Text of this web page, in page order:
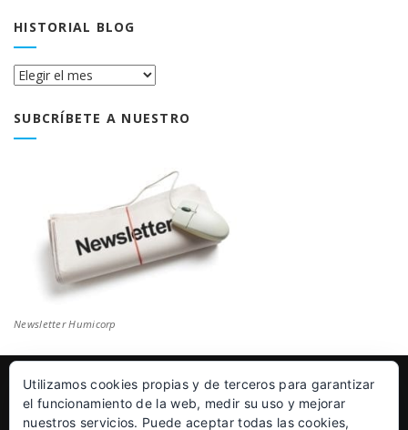
HISTORIAL BLOG
Historial
SUBCRÍBETE A NUESTRO
Newsletter Humicorp
© Humicorp Nanopolímeros S.L 2011-2026| Aviso Legal
Utilizamos cookies propias y de terceros para garantizar
el funcionamiento de la web, medir su uso y mejorar
nuestros servicios. Puede aceptar todas las cookies,